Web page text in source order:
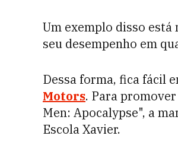
Um exemplo disso está
seu desempenho em
Dessa forma, fica fácil
Motors. Para
Men: Apocalypse", a
Escola Xavier.